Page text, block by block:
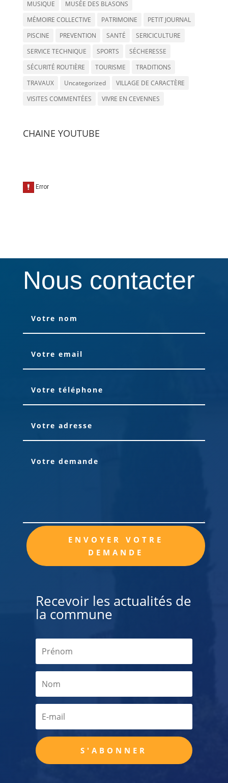
MUSIQUE
MUSÉE DES BLASONS
MÉMOIRE COLLECTIVE
PATRIMOINE
PETIT JOURNAL
PISCINE
PREVENTION SANTÉ
SERICICULTURE
SERVICE TECHNIQUE
SPORTS
SÉCHERESSE
SÉCURITÉ ROUTIÈRE
TOURISME
TRADITIONS
TRAVAUX
Uncategorized
VILLAGE DE CARACTÈRE
VISITES COMMENTÉES
VIVRE EN CEVENNES
CHAINE YOUTUBE
Nous contacter
ENVOYER VOTRE
DEMANDE
Alternative:
Recevoir les actualités de
la commune
S'ABONNER